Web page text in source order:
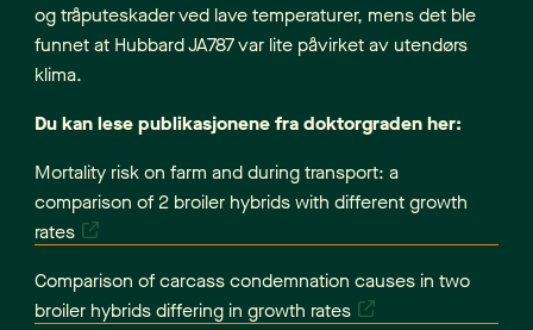
og tråputeskader ved lave temperaturer, mens det ble
funnet at Hubbard JA787 var lite påvirket av utendørs
klima.
Du kan lese publikasjonene fra doktorgraden her:
Mortality risk on farm and during transport: a
comparison of 2 broiler hybrids with different growth
rates
Comparison of carcass condemnation causes in two
broiler hybrids differing in growth rates